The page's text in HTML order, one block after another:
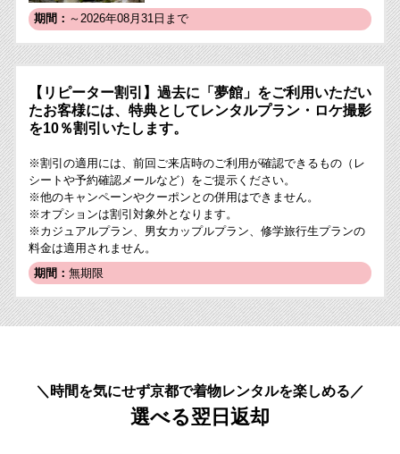
期間： ～2026年08月31日まで
【リピーター割引】過去に「夢館」をご利用いただい
たお客様には、特典としてレンタルプラン・ロケ撮影
を10％割引いたします。
※割引の適用には、前回ご来店時のご利用が確認できるもの（レ
シートや予約確認メールなど）をご提示ください。
※他のキャンペーンやクーポンとの併用はできません。
※オプションは割引対象外となります。
※カジュアルプラン、男女カップルプラン、修学旅行生プランの
料金は適用されません。
期間：無期限
＼時間を気にせず京都で着物レンタルを楽しめる／
選べる翌日返却